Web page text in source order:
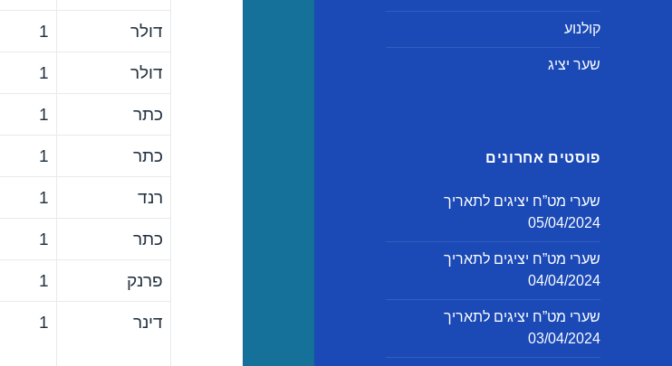
קולנוע
שער יציג
פוסטים אחרונים
שערי מט”ח יציגים לתאריך
05/04/2024
שערי מט”ח יציגים לתאריך
04/04/2024
שערי מט”ח יציגים לתאריך
03/04/2024
דולר 1
דולר 1
כתר 1
כתר 1
רנד 1
כתר 1
פרנק 1
דינר 1